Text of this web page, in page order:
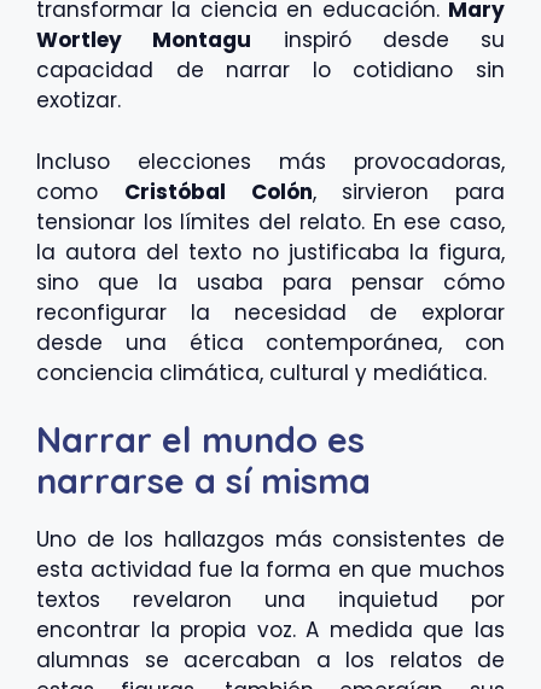
transformar la ciencia en educación. Mary
Wortley Montagu inspiró desde su
capacidad de narrar lo cotidiano sin
exotizar.
Incluso elecciones más provocadoras,
como Cristóbal Colón, sirvieron para
tensionar los límites del relato. En ese caso,
la autora del texto no justificaba la figura,
sino que la usaba para pensar cómo
reconfigurar la necesidad de explorar
desde una ética contemporánea, con
conciencia climática, cultural y mediática.
Narrar el mundo es
narrarse a sí misma
Uno de los hallazgos más consistentes de
esta actividad fue la forma en que muchos
textos revelaron una inquietud por
encontrar la propia voz. A medida que las
alumnas se acercaban a los relatos de